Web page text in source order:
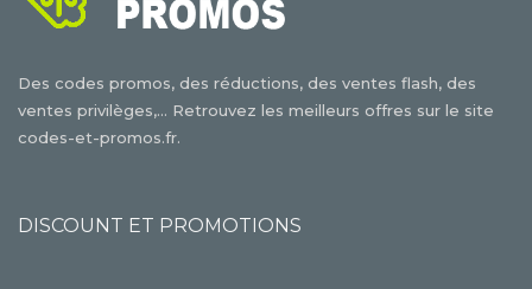
Des codes promos, des réductions, des ventes flash, des
ventes privilèges,... Retrouvez les meilleurs offres sur le site
codes-et-promos.fr.
DISCOUNT ET PROMOTIONS